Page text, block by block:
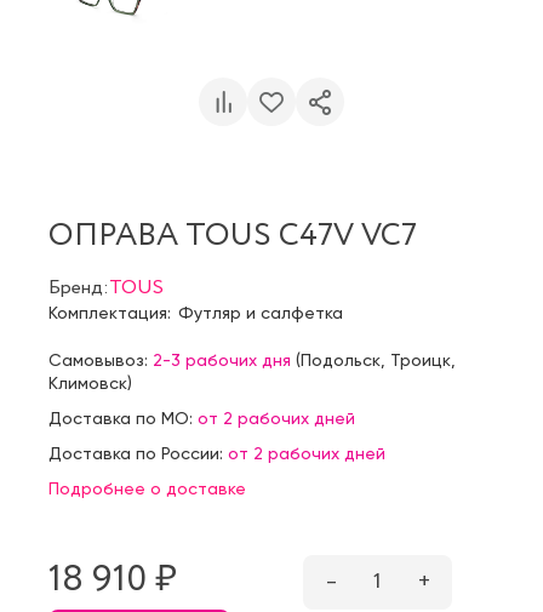
ОПРАВА TOUS C47V VC7
Бренд:TOUS
Комплектация: Футляр и салфетка
Самовывоз: 2-3 рабочих дня (Подольск Троицк
Климовск)
Доставка по МО: от 2 рабочих дней
Доставка по России: от 2 рабочих дней
Подробнее о доставке
18 910 ₷ – 1 +